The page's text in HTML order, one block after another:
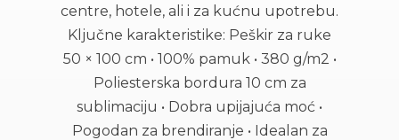
centre, hotele, ali i za kućnu upotrebu.
Ključne karakteristike: Peškir za ruke
50 × 100 cm • 100% pamuk • 380 g/m2 •
Poliesterska bordura 10 cm za
sublimaciju • Dobra upijajuća moć •
Pogodan za brendiranje • Idealan za